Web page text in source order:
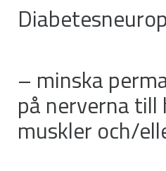
– minska
på nerverna till
muskler och/